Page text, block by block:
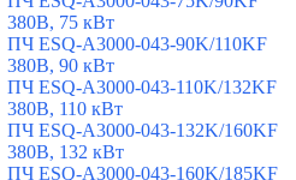
380В, 75 кВт
ПЧ ESQ-A3000-043-90K/110KF
380В, 90 кВт
ПЧ ESQ-A3000-043-110K/132KF
380В, 110 кВт
ПЧ ESQ-A3000-043-132K/160KF
380В, 132 кВт
ПЧ ESQ-A3000-043-160K/185KF